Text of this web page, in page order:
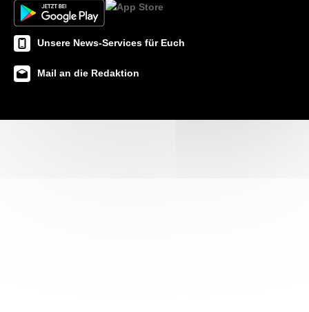
Unsere News-Services für Euch
Mail an die Redaktion